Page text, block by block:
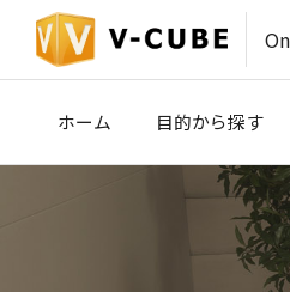
ホーム 目的から探す
IR・SRコミュニケー
(株主総会・決算説明
事